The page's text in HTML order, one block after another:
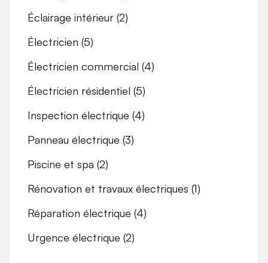
Éclairage intérieur (2)
Électricien (5)
Électricien commercial (4)
Électricien résidentiel (5)
Inspection électrique (4)
Panneau électrique (3)
Piscine et spa (2)
Rénovation et travaux électriques (1)
Réparation électrique (4)
Urgence électrique (2)